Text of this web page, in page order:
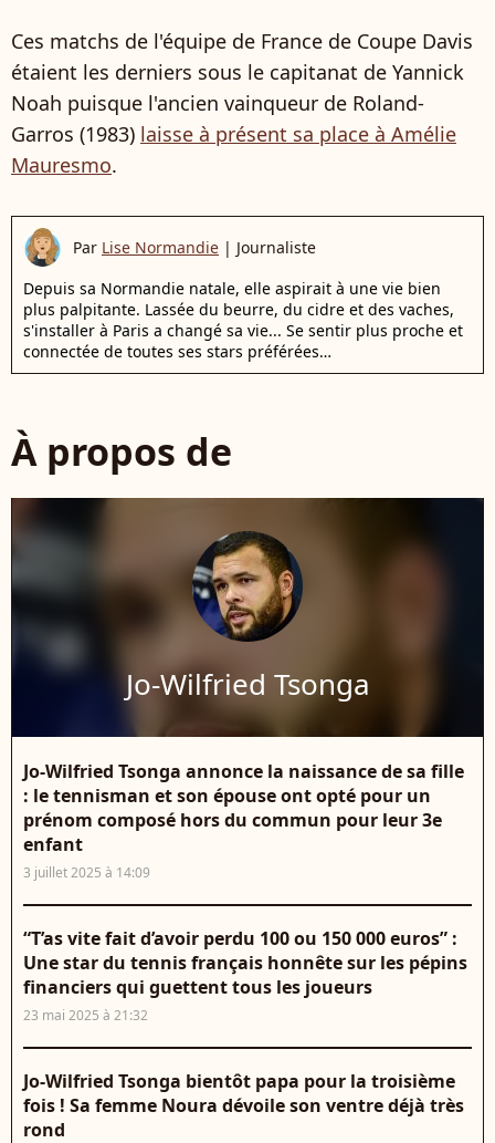
Ces matchs de l'équipe de France de Coupe Davis
étaient les derniers sous le capitanat de Yannick
Noah puisque l'ancien vainqueur de Roland-
Garros (1983) laisse à présent sa place à Amélie
Mauresmo.
Par Lise Normandie | Journaliste
Depuis sa Normandie natale, elle aspirait à une vie bien
plus palpitante. Lassée du beurre, du cidre et des vaches,
s'installer à Paris a changé sa vie... Se sentir plus proche et
connectée de toutes ses stars préférées…
À propos de
Jo-Wilfried Tsonga
Jo-Wilfried Tsonga annonce la naissance de sa fille
: le tennisman et son épouse ont opté pour un
prénom composé hors du commun pour leur 3e
enfant
3 juillet 2025 à 14:09
“T’as vite fait d’avoir perdu 100 ou 150 000 euros” :
Une star du tennis français honnête sur les pépins
financiers qui guettent tous les joueurs
23 mai 2025 à 21:32
Jo-Wilfried Tsonga bientôt papa pour la troisième
fois ! Sa femme Noura dévoile son ventre déjà très
rond